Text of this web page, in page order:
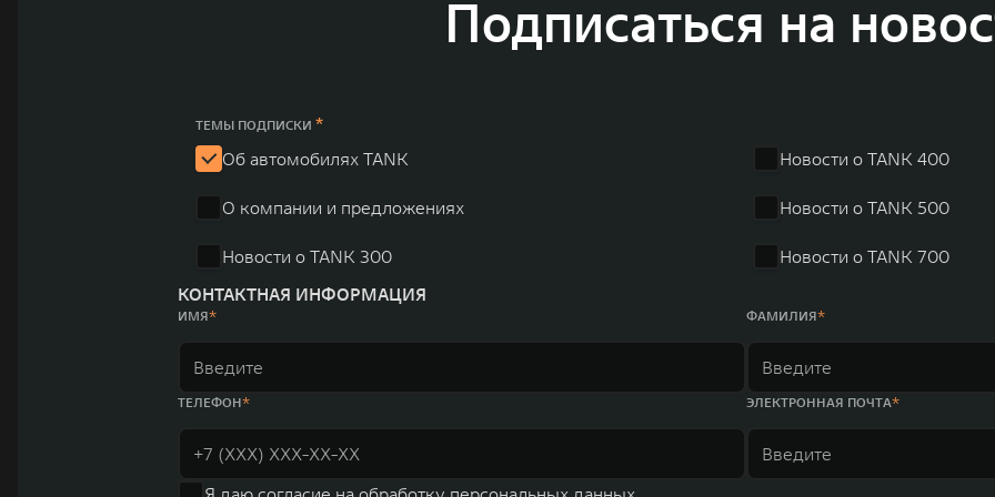
и современных автомобилей в более чем 60 регионах мира. В состав холдинга GWM входят 80 дочерних компаний, а штат включает более 60 000
млн автомобилей в год. По итогам 2021 года общая выручка компании увеличилась больше чем на 30% и составила 136,3 млрд юаней (1,6 трлн
пикапов в Китае. На сегодняшний день концерн GWM создал мировую систему исследований и разработок, включая центры в России, Китае,
Подписаться на
ТЕМЫ ПОДПИСКИ *
Об автомобилях TANK
О компании и предложениях
Новости о TANK 300
Новости о TANK 400
Новости о TANK 500
Новости о TANK 700
КОНТАКТНАЯ ИНФОРМАЦИЯ
ИМЯ ФАМИЛИЯ
ТЕЛЕФОН ЭЛЕКТРОННАЯ ПОЧТА